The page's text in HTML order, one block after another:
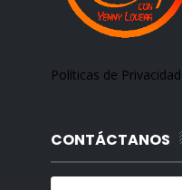
Políticas de Privacidad
CONTÁCTANOS